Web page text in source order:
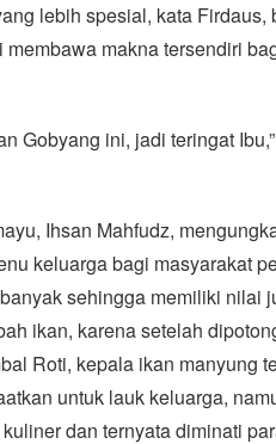
lebih spesial, kata Firdaus,
makna tersendiri
Gobyang ini, jadi teringat
Ihsan Mahfudz,
keluarga bagi masyarakat
sehingga memiliki nilai
ikan, karena setelah
Roti, kepala ikan manyung
untuk lauk keluarga,
dan ternyata diminati